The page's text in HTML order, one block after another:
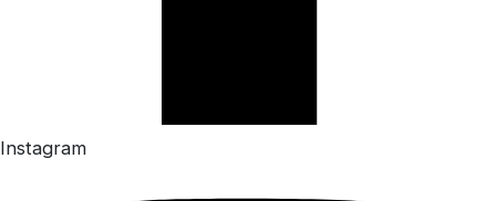
Instagram